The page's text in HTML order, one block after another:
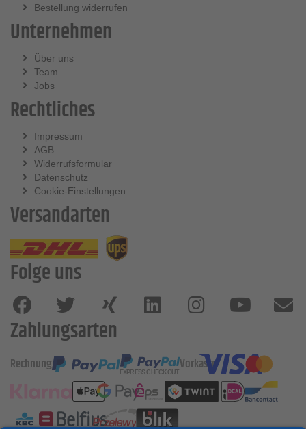
Bestellung widerrufen
Unternehmen
Über uns
Team
Jobs
Rechtliches
Impressum
AGB
Widerrufsformular
Datenschutz
Cookie-Einstellungen
Versandarten
Folge uns
Zahlungsarten
Rechnung Vorkasse